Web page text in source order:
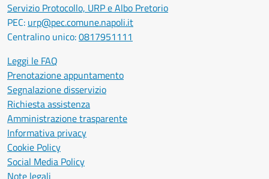
Servizio Protocollo, URP e Albo Pretorio
PEC: urp@pec.comune.napoli.it
Centralino unico:0817951111
Leggi le FAQ
Prenotazione appuntamento
Segnalazione disservizio
Richiesta assistenza
Amministrazione trasparente
Informativa privacy
Cookie Policy
Social Media Policy